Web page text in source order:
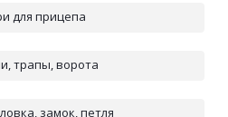
для прицепа
трапы, ворота
замок, петля